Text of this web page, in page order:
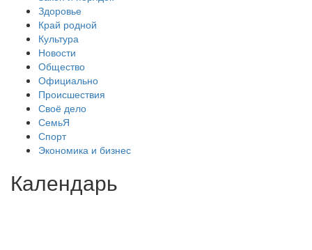
Здоровье
Край родной
Культура
Новости
Общество
Официально
Происшествия
Своё дело
СемьЯ
Спорт
Экономика и бизнес
Календарь